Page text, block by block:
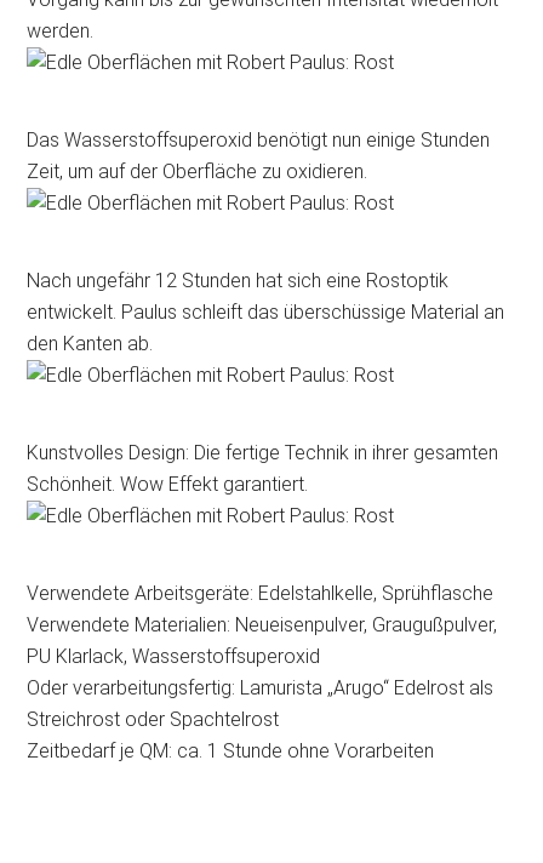
werden.
Das Wasserstoffsuperoxid benötigt nun einige Stunden
Zeit, um auf der Oberfläche zu oxidieren.
Nach ungefähr 12 Stunden hat sich eine Rostoptik
entwickelt. Paulus schleift das überschüssige Material an
den Kanten ab.
Kunstvolles Design: Die fertige Technik in ihrer gesamten
Schönheit. Wow Effekt garantiert.
Verwendete Arbeitsgeräte: Edelstahlkelle, Sprühflasche
Verwendete Materialien: Neueisenpulver, Graugußpulver,
PU Klarlack, Wasserstoffsuperoxid
Oder verarbeitungsfertig: Lamurista „Arugo“ Edelrost als
Streichrost oder Spachtelrost
Zeitbedarf je QM: ca. 1 Stunde ohne Vorarbeiten